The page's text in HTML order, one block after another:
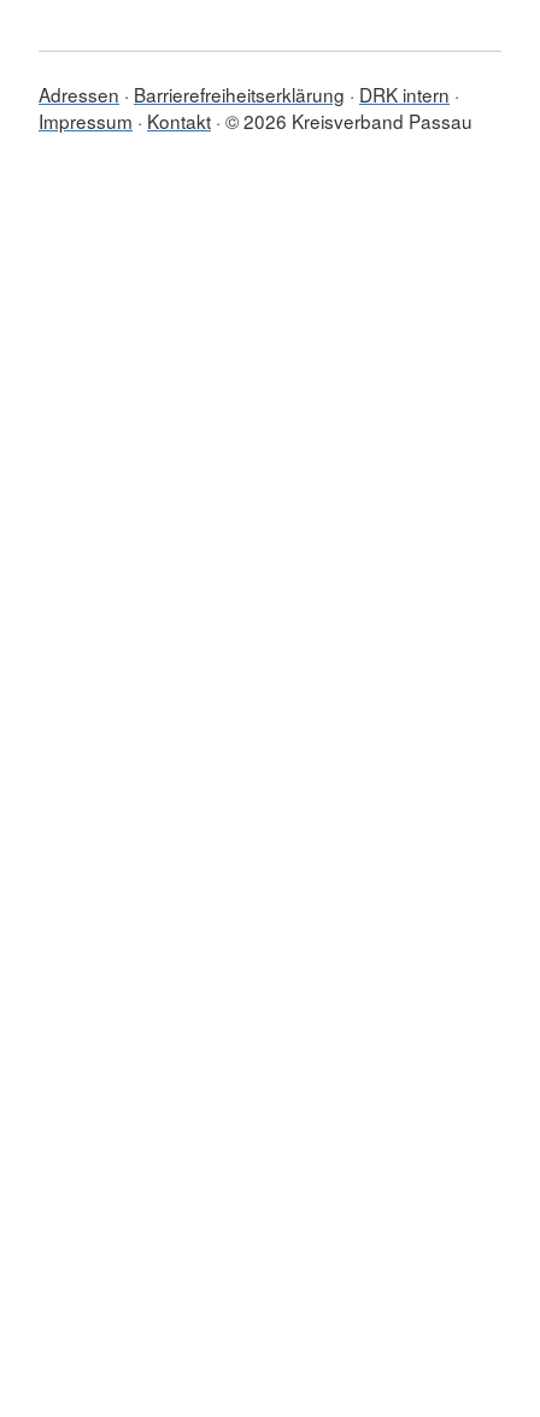
Adressen Barrierefreiheitserklärung
DRK intern
Impressum
Kontakt © 2026 Kreisverband Passau